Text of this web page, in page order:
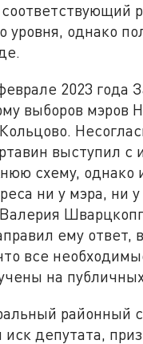
соответствующий
уровня, однако
2023 года
выборов мэров
выступил с
схему, однако
ни у мэра, ни у
ему ответ,
все
на
районный
депутата,